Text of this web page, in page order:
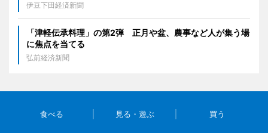
伊豆下田経済新聞
「津軽伝承料理」の第2弾 正月や盆、農事など人が集う場
に焦点を当てる
弘前経済新聞
食べる 見る・遊ぶ 買う